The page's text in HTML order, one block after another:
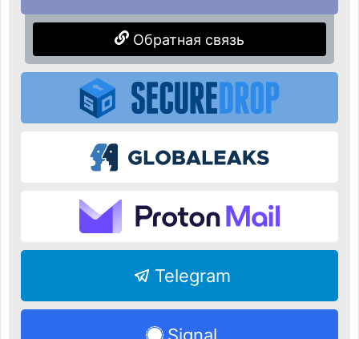
Обратная связь
Telegram
Signal